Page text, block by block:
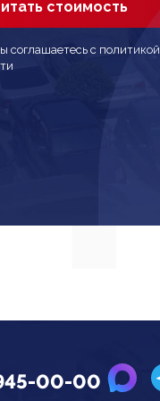
стоимость
соглашаетесь с политикой
00-00